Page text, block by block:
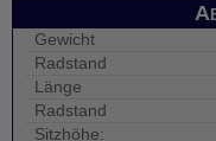
Gewicht
Radstand
Länge
Radstand
Sitzhöhe: